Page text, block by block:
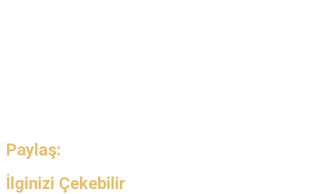
Paylaş:
İlginizi Çekebilir